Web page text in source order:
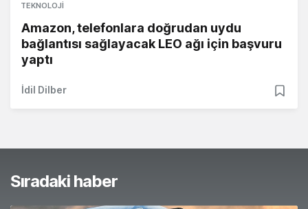
TEKNOLOJI
Amazon, telefonlara doğrudan uydu
bağlantısı sağlayacak LEO ağı için başvuru
yaptı
İdil Dilber
Sıradaki haber